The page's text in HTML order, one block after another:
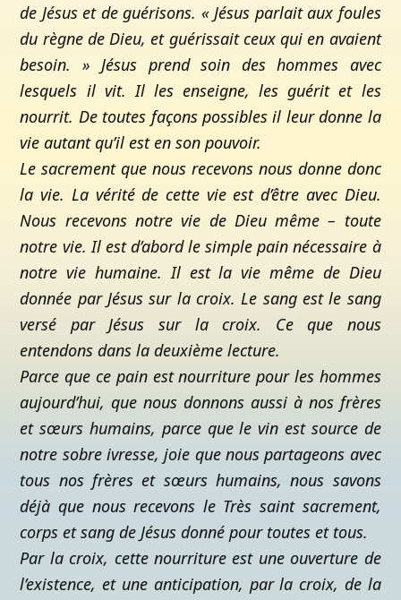
de Jésus et de guérisons. « Jésus parlait aux foules
du règne de Dieu, et guérissait ceux qui en avaient
besoin. » Jésus prend soin des hommes avec
lesquels il vit. Il les enseigne, les guérit et les
nourrit. De toutes façons possibles il leur donne la
vie autant qu’il est en son pouvoir.
Le sacrement que nous recevons nous donne donc
la vie. La vérité de cette vie est d’être avec Dieu.
Nous recevons notre vie de Dieu même – toute
notre vie. Il est d’abord le simple pain nécessaire à
notre vie humaine. Il est la vie même de Dieu
donnée par Jésus sur la croix. Le sang est le sang
versé par Jésus sur la croix. Ce que nous
entendons dans la deuxième lecture.
Parce que ce pain est nourriture pour les hommes
aujourd’hui, que nous donnons aussi à nos frères
et sœurs humains, parce que le vin est source de
notre sobre ivresse, joie que nous partageons avec
tous nos frères et sœurs humains, nous savons
déjà que nous recevons le Très saint sacrement,
corps et sang de Jésus donné pour toutes et tous.
Par la croix, cette nourriture est une ouverture de
l’existence, et une anticipation, par la croix, de la